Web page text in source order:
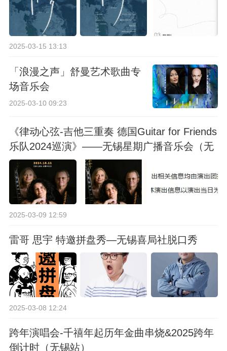
2025-03-15 13:13
「浪漫之声」舒曼艺术歌曲专
场音乐会
2025-03-10 09:23
《律动心弦-吉他三重奏 德国Guitar for Friends
乐队2024巡演》——无锡星期广播音乐会（无
锡站）
2025-03-09 12:59
雷哥 思宇 特邀拼盘秀—无锡喜局社脱口秀
2025-03-08 12:24
跨年演唱会-千禧年起历年金曲串烧&2025跨年
倒计时（无锡站）